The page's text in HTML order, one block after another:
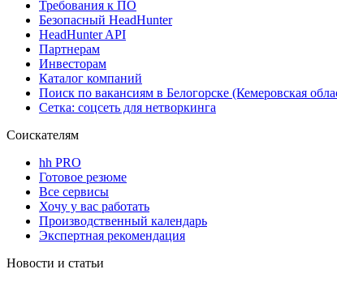
Требования к ПО
Безопасный HeadHunter
HeadHunter API
Партнерам
Инвесторам
Каталог компаний
Поиск по вакансиям в Белогорске (Кемеровская
Сетка: соцсеть для нетворкинга
Соискателям
hh PRO
Готовое резюме
Все сервисы
Хочу у вас работать
Производственный календарь
Экспертная рекомендация
Новости и статьи